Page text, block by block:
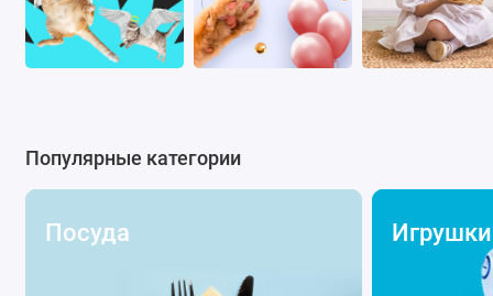
Популярные категории
Посуда Игрушки